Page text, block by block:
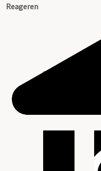
Reageren